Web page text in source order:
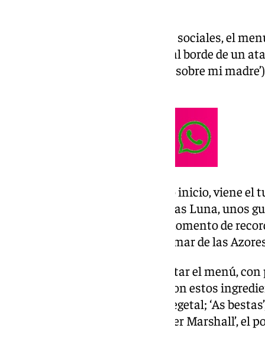
Así, según detallan en sus redes sociales, el
caliente denominado ‘Mujeres al borde de un
una croqueta de puchero (‘Todo sobre mi
Después de este almodovariano inicio, viene el
homenaje al mítico filme de Bigas Luna, unos
caldo, y de ‘Mar adentro’, en el momento de
Amenábar, una feijoada de calamar de las
El resto de platos hasta completar el menú,
‘Atún y chocolate’, una galleta con estos
lingote de cordero con cuscús vegetal; ‘As
el prepostre, y ‘Bienvenido Mister Marshall’, el